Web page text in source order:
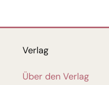
Verlag
Über den Verlag